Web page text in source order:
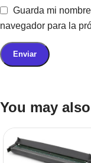
Guarda mi
navegador para la
You may